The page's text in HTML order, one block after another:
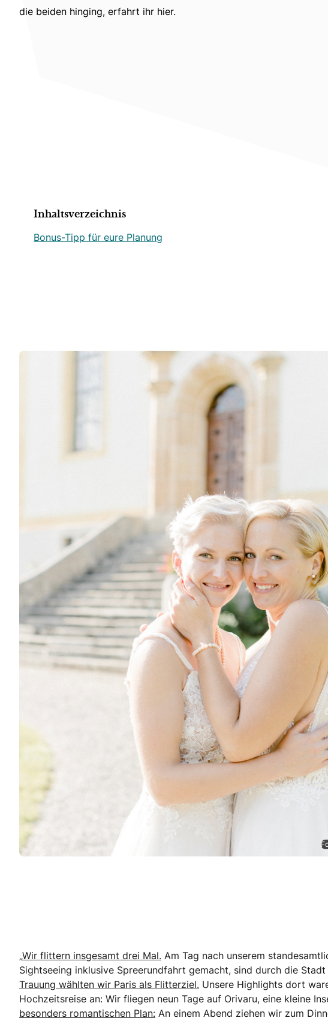
die beiden hinging, erfahrt ihr hier.
Inhaltsverzeichnis
Bonus-Tipp für eure Planung
„Wir flittern insgesamt drei Mal. Am Tag nach unserem
Sightseeing inklusive Spreerundfahrt gemacht, sind durch die
Trauung wählten wir Paris als Flitterziel. Unsere Highlights dort
Hochzeitsreise an: Wir fliegen neun Tage auf Orivaru, eine kleine
besonders romantischen Plan: An einem Abend ziehen wir zum